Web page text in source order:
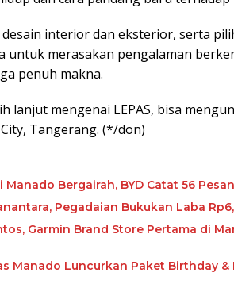
interior dan eksterior, serta
untuk merasakan pengalaman
penuh makna.
lanjut mengenai LEPAS, bisa
City, Tangerang. (*/don)
Bergairah, BYD Catat 56
Pegadaian Bukukan Laba
Garmin Brand Store Pertama di
Manado Luncurkan Paket Birthday &